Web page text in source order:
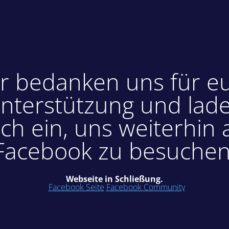
bedanken uns für
und
ein, uns weiterhin
zu
Webseite in Schließung.
Facebook Seite Facebook Community